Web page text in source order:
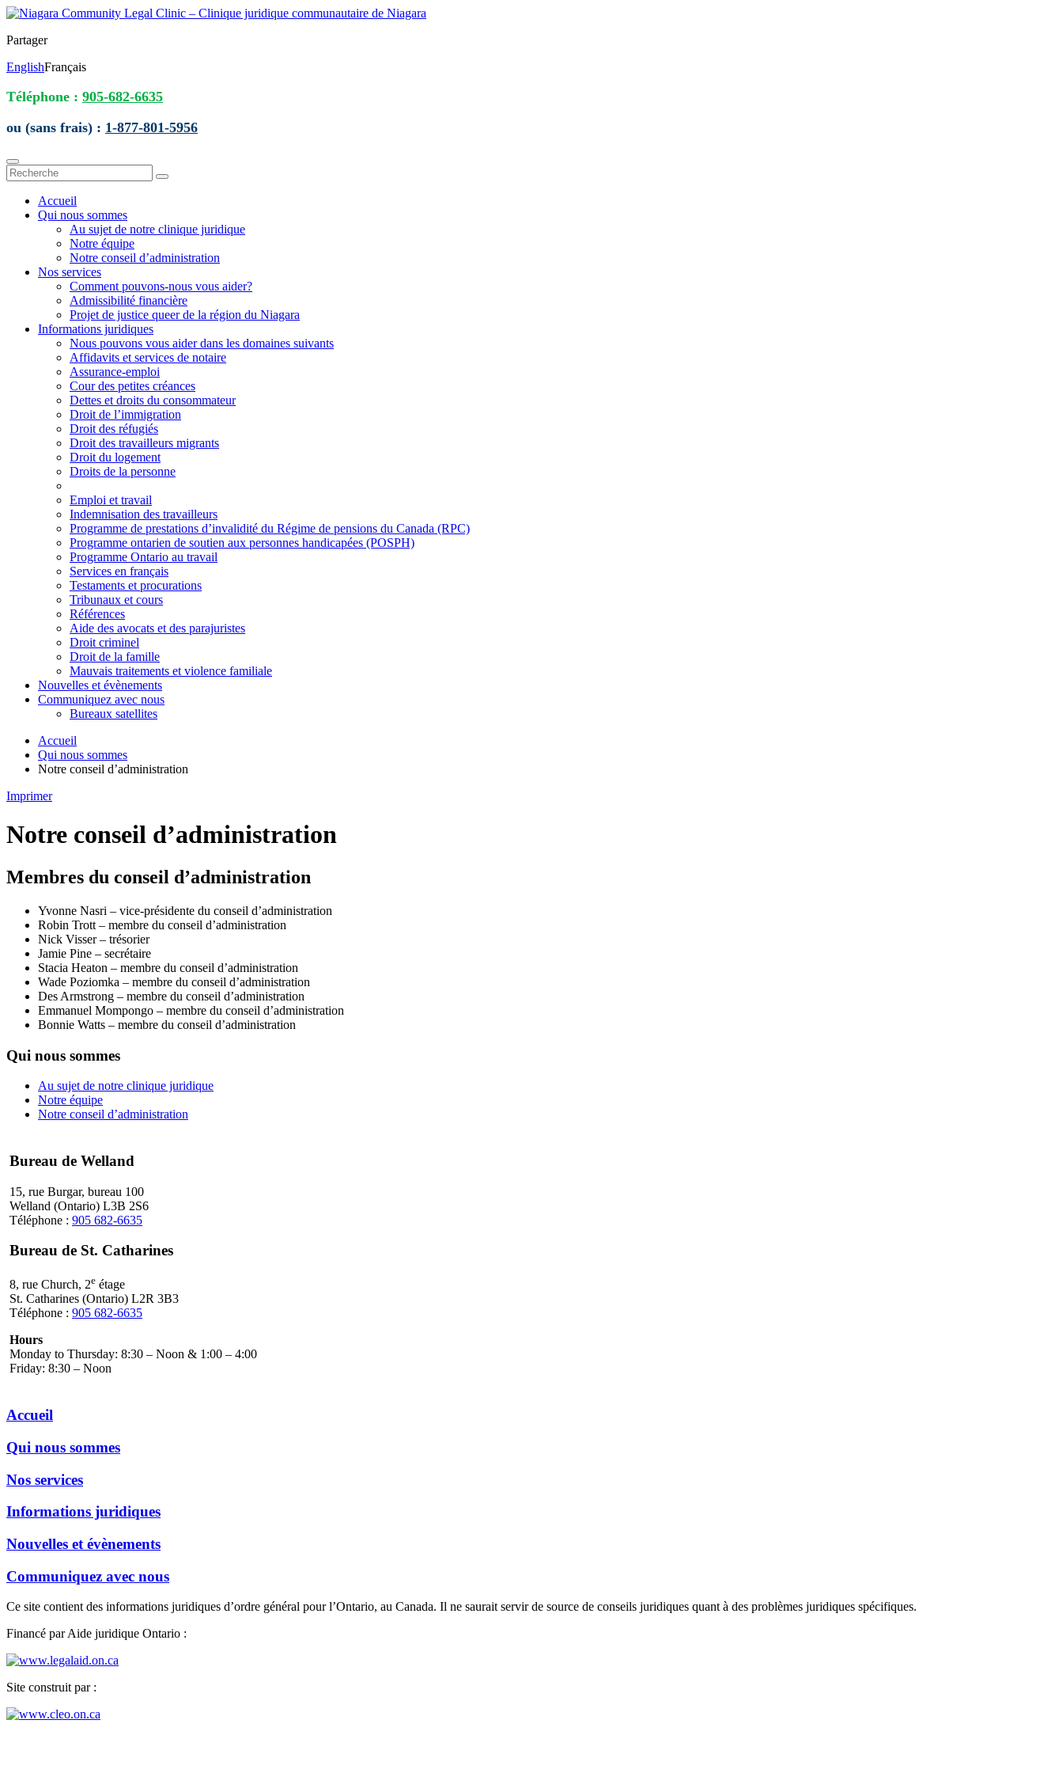
Partager
EnglishFrançais
Téléphone : 905-682-6635
ou (sans frais) : 1-877-801-5956
Accueil
Qui nous sommes
Au sujet de notre clinique juridique
Notre équipe
Notre conseil d’administration
Nos services
Comment pouvons-nous vous aider?
Admissibilité financière
Projet de justice queer de la région du Niagara
Informations juridiques
Nous pouvons vous aider dans les domaines suivants
Affidavits et services de notaire
Assurance-emploi
Cour des petites créances
Dettes et droits du consommateur
Droit de l’immigration
Droit des réfugiés
Droit des travailleurs migrants
Droit du logement
Droits de la personne
Emploi et travail
Indemnisation des travailleurs
Programme de prestations d’invalidité du Régime de pensions du Canada (RPC)
Programme ontarien de soutien aux personnes handicapées (POSPH)
Programme Ontario au travail
Services en français
Testaments et procurations
Tribunaux et cours
Références
Aide des avocats et des parajuristes
Droit criminel
Droit de la famille
Mauvais traitements et violence familiale
Nouvelles et évènements
Communiquez avec nous
Bureaux satellites
Accueil
Qui nous sommes
Notre conseil d’administration
Imprimer
Notre conseil d’administration
Membres du conseil d’administration
Yvonne Nasri – vice-présidente du conseil d’administration
Robin Trott – membre du conseil d’administration
Nick Visser – trésorier
Jamie Pine – secrétaire
Stacia Heaton – membre du conseil d’administration
Wade Poziomka – membre du conseil d’administration
Des Armstrong – membre du conseil d’administration
Emmanuel Mompongo – membre du conseil d’administration
Bonnie Watts – membre du conseil d’administration
Qui nous sommes
Au sujet de notre clinique juridique
Notre équipe
Notre conseil d’administration
Bureau de Welland
15, rue Burgar, bureau 100
Welland (Ontario) L3B 2S6
Téléphone : 905 682-6635
Bureau de St. Catharines
8, rue Church, 2e étage
St. Catharines (Ontario) L2R 3B3
Téléphone : 905 682-6635
Hours
Monday to Thursday: 8:30 – Noon & 1:00 – 4:00
Friday: 8:30 – Noon
Accueil
Qui nous sommes
Nos services
Informations juridiques
Nouvelles et évènements
Communiquez avec nous
Ce site contient des informations juridiques d’ordre général pour l’Ontario, au Canada. Il ne saurait servir de source de conseils juridiques quant à des problèmes juridiques spécifiques.
Financé par Aide juridique Ontario :
Site construit par :